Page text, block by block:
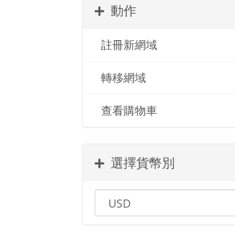
動作
註冊新網域
轉移網域
查看購物車
選擇貨幣別